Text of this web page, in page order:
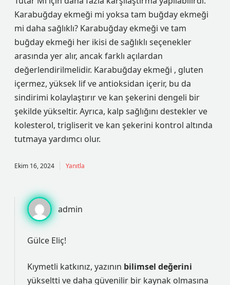
Karabuğday ekmeği mi yoksa tam buğday ekmeği
mi daha sağlıklı? Karabuğday ekmeği ve tam
buğday ekmeği her ikisi de sağlıklı seçenekler
arasında yer alır, ancak farklı açılardan
değerlendirilmelidir. Karabuğday ekmeği , gluten
içermez, yüksek lif ve antioksidan içerir, bu da
sindirimi kolaylaştırır ve kan şekerini dengeli bir
şekilde yükseltir. Ayrıca, kalp sağlığını destekler ve
kolesterol, trigliserit ve kan şekerini kontrol altında
tutmaya yardımcı olur.
Ekim 16, 2024 Yanıtla
admin
Gülce Eliç!
Kıymetli katkınız, yazının bilimsel değerini
yükseltti ve daha güvenilir bir kaynak olmasına